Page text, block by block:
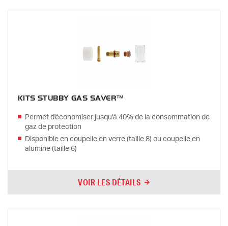
KITS STUBBY GAS SAVER™
Permet d'économiser jusqu'à 40% de la consommation de
gaz de protection
Disponible en coupelle en verre (taille 8) ou coupelle en
alumine (taille 6)
VOIR LES DÉTAILS